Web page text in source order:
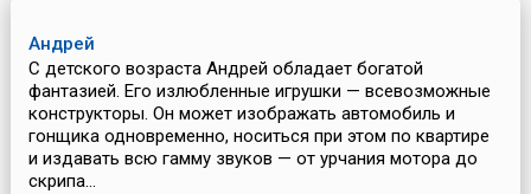
Андрей
С детского возраста Андрей обладает богатой
фантазией. Его излюбленные игрушки — всевозможные
конструкторы. Он может изображать автомобиль и
гонщика одновременно, носиться при этом по квартире
и издавать всю гамму звуков — от урчания мотора до
скрипа...